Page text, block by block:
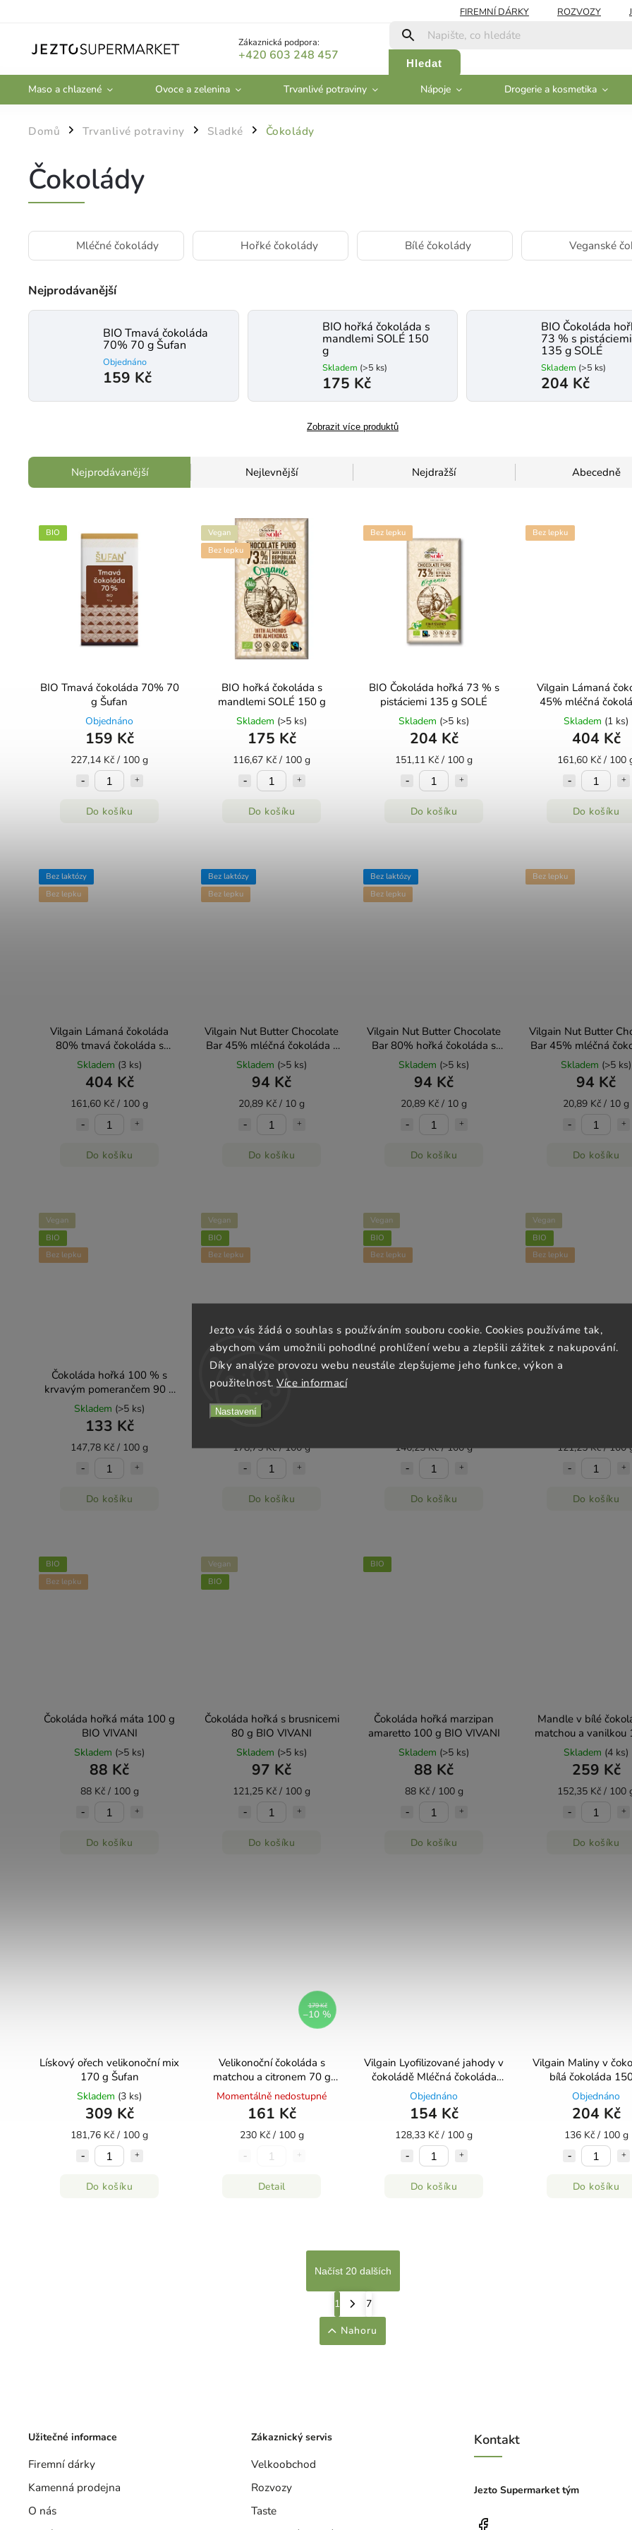
Jezto vás žádá o souhlas s používáním souboru cookie. Cookies používáme tak,
abychom vám umožnili pohodlné prohlížení webu a zlepšili zážitek z nakupování.
Díky analýze provozu webu neustále zlepšujeme jeho funkce, výkon a
použitelnost. Více informací
Nastavení
FIREMNÍ DÁRKY ROZVOZY
Zákaznická podpora:
+420 603 248 457
Hledat
Maso a chlazené Ovoce a zelenina Trvanlivé potraviny Nápoje Drogerie a kosmetika
Domů / Trvanlivé potraviny / Sladké / Čokolády
Čokolády
Mléčné čokolády Hořké čokolády Bílé čokolády Veganské
Nejprodávanější
BIO Tmavá čokoláda
70% 70 g Šufan
Objednáno
159 Kč
BIO hořká čokoláda s
mandlemi SOLÉ 150
g
Skladem (>5 ks)
175 Kč
BIO Čokoláda
73 % s pistáciemi
135 g SOLÉ
Skladem (>5 ks)
204 Kč
Zobrazit více produktů
Nejprodávanější Nejlevnější Nejdražší Abecedně
BIO
BIO Tmavá čokoláda 70% 70
g Šufan
Objednáno
159 Kč
227,14 Kč / 100 g
Do košíku
Vegan
Bez lepku
BIO hořká čokoláda s
mandlemi SOLÉ 150 g
Skladem (>5 ks)
175 Kč
116,67 Kč / 100 g
Do košíku
Bez lepku
BIO Čokoláda hořká 73 % s
pistáciemi 135 g SOLÉ
Skladem (>5 ks)
204 Kč
151,11 Kč / 100 g
Do košíku
Bez lepku
Vilgain Lámaná
45% mléčná
lískovými ořechy
Skladem (1 ks)
404 Kč
161,60 Kč / 100
Do košíku
Bez laktózy
Bez lepku
Vilgain Lámaná čokoláda
80% tmavá čokoláda s
mandlemi 250 g
Skladem (3 ks)
404 Kč
161,60 Kč / 100 g
Do košíku
Bez laktózy
Bez lepku
Vilgain Nut Butter Chocolate
Bar 45% mléčná čokoláda s
lískooříškovým krémem 45g
Skladem (>5 ks)
94 Kč
20,89 Kč / 10 g
Do košíku
Bez laktózy
Bez lepku
Vilgain Nut Butter Chocolate
Bar 80% hořká čokoláda s
mandlovým krémem 45g
Skladem (>5 ks)
94 Kč
20,89 Kč / 10 g
Do košíku
Bez lepku
Vilgain Nut Butter
Bar 45% mléčná
arašídovým
Skladem (>5 ks)
94 Kč
20,89 Kč / 10 g
Do košíku
Vegan
BIO
Bez lepku
Čokoláda hořká 100 % s
krvavým pomerančem 90 g
BIO VIVANI
Skladem (>5 ks)
133 Kč
147,78 Kč / 100 g
Do košíku
Vegan
BIO
Bez lepku
Čokoláda hořká Whole Cocoa
Fruit 100 % 80 g BIO VIVANI
Skladem
178,75 Kč / 100 g
Do košíku
Vegan
BIO
Bez lepku
Čokoláda hořká 85 %
146,25 Kč / 100 g
Do košíku
Vegan
BIO
Bez lepku
121,25 Kč / 100
Do košíku
BIO
Bez lepku
Čokoláda hořká máta 100 g
BIO VIVANI
Skladem (>5 ks)
88 Kč
88 Kč / 100 g
Do košíku
Vegan
BIO
Čokoláda hořká s brusnicemi
80 g BIO VIVANI
Skladem (>5 ks)
97 Kč
121,25 Kč / 100 g
Do košíku
BIO
Čokoláda hořká marzipan
amaretto 100 g BIO VIVANI
Skladem (>5 ks)
88 Kč
88 Kč / 100 g
Do košíku
Mandle v bílé
matchou a vanilkou
Šufan
Skladem (4 ks)
259 Kč
152,35 Kč / 100
Do košíku
Lískový ořech velikonoční mix
170 g Šufan
Skladem (3 ks)
309 Kč
181,76 Kč / 100 g
Do košíku
179 Kč
–10 %
Velikonoční čokoláda s
matchou a citronem 70 g
Šufan
Momentálně nedostupné
161 Kč
230 Kč / 100 g
Detail
Vilgain Lyofilizované jahody v
čokoládě Mléčná čokoláda
120 g
Objednáno
154 Kč
128,33 Kč / 100 g
Do košíku
Vilgain Maliny v
bílá čokoláda
Objednáno
204 Kč
136 Kč / 100 g
Do košíku
Načíst 20 dalších
1
7
Nahoru
Užitečné informace
Firemní dárky
Kamenná prodejna
O nás
Zákaznický servis
Velkoobchod
Rozvozy
Taste
Kontakt
Jezto Supermarket tým